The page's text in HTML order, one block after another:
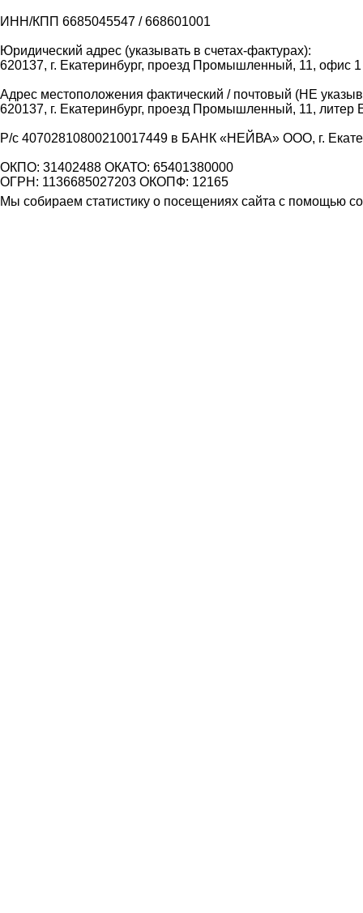
ИНН/КПП 6685045547 / 668601001
Юридический адрес (указывать в счетах-фактурах):
620137, г. Екатеринбург, проезд Промышленный, 11, офис 1
Адрес местоположения фактический / почтовый (НЕ
620137, г. Екатеринбург, проезд Промышленный, 11, литер
Р/с 40702810800210017449 в БАНК «НЕЙВА» ООО, г.
ОКПО: 31402488 ОКАТО: 65401380000
ОГРН: 1136685027203 ОКОПФ: 12165
Мы собираем статистику о посещениях сайта с помощью